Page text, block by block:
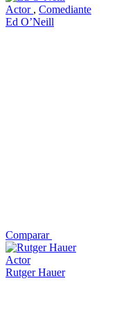
Actor , Comediante
Ed O’Neill
Comparar
Actor
Rutger Hauer